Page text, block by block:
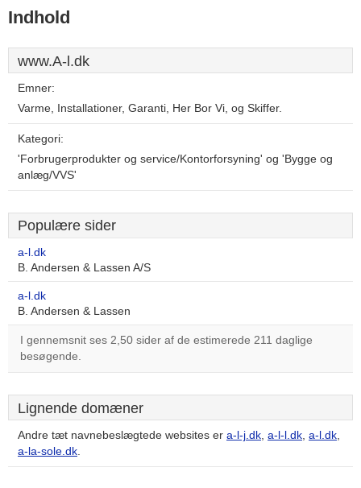
Indhold
www.A-l.dk
Emner:
Varme, Installationer, Garanti, Her Bor Vi, og Skiffer.
Kategori:
'Forbrugerprodukter og service/Kontorforsyning' og 'Bygge og
anlæg/VVS'
Populære sider
a-l.dk
B. Andersen & Lassen A/S
a-l.dk
B. Andersen & Lassen
I gennemsnit ses 2,50 sider af de estimerede 211 daglige
besøgende.
Lignende domæner
Andre tæt navnebeslægtede websites er a-l-j.dk, a-l-l.dk, a-l.dk,
a-la-sole.dk.